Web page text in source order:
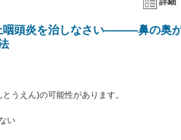
の様々な不調が改善していくことが明らかに
咽頭炎を治しなさい―――鼻の奥
うえん)の可能性があります。
い